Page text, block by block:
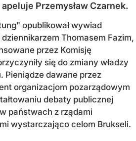
Przemysław Czarnek.
opublikował wywiad
Thomasem Fazim,
przez Komisję
się do zmiany władzy
Pieniądze dawane przez
organizacjom pozarządowym
debaty publicznej
państwach z rządami
wystarczająco celom Brukseli.